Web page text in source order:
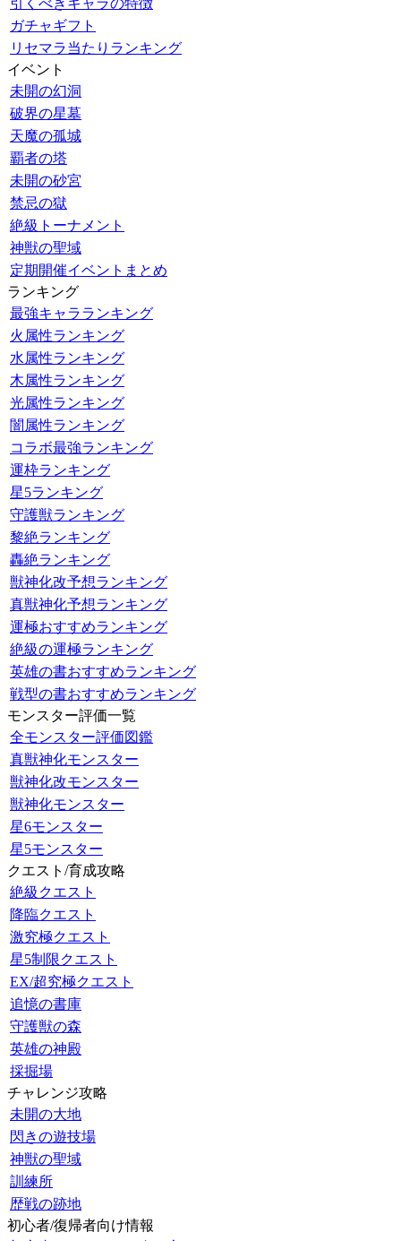
引くべきキャラの特徴
ガチャギフト
リセマラ当たりランキング
イベント
未開の幻洞
破界の星墓
天魔の孤城
覇者の塔
未開の砂宮
禁忌の獄
絶級トーナメント
神獣の聖域
定期開催イベントまとめ
ランキング
最強キャラランキング
火属性ランキング
水属性ランキング
木属性ランキング
光属性ランキング
闇属性ランキング
コラボ最強ランキング
運枠ランキング
星5ランキング
守護獣ランキング
黎絶ランキング
轟絶ランキング
獣神化改予想ランキング
真獣神化予想ランキング
運極おすすめランキング
絶級の運極ランキング
英雄の書おすすめランキング
戦型の書おすすめランキング
モンスター評価一覧
全モンスター評価図鑑
真獣神化モンスター
獣神化改モンスター
獣神化モンスター
星6モンスター
星5モンスター
クエスト/育成攻略
絶級クエスト
降臨クエスト
激究極クエスト
星5制限クエスト
EX/超究極クエスト
追憶の書庫
守護獣の森
英雄の神殿
採掘場
チャレンジ攻略
未開の大地
閃きの遊技場
神獣の聖域
訓練所
歴戦の跡地
初心者/復帰者向け情報